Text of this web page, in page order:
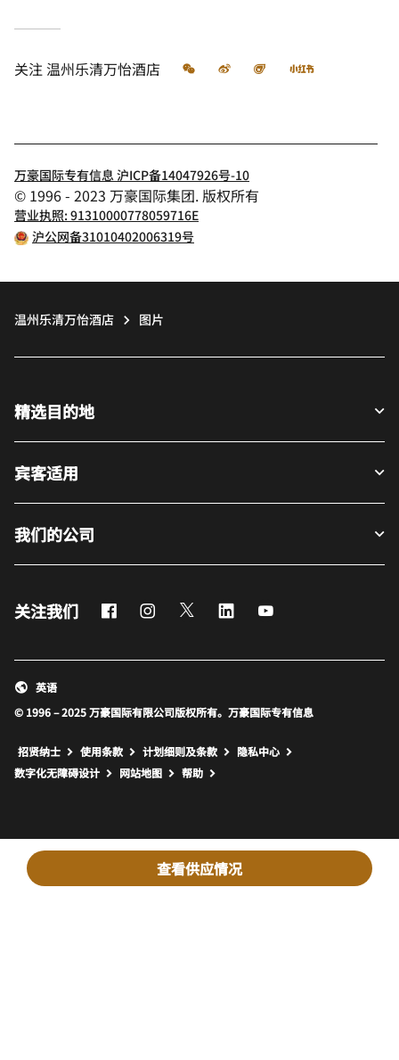
查看供应情况
关注温州乐清万怡酒店 微信 微博 飞猪 小红书
万豪国际专有信息 沪ICP备14047926号-10
© 1996 - 2023 万豪国际集团. 版权所有
营业执照: 91310000778059716E
沪公网备31010402006319号
温州乐清万怡酒店 图片
精选目的地
宾客适用
我们的公司
关注我们 FacebookInstagram
Twitter LinkedIn
© 1996 – 2025 万豪国际有限公司版权所有。万豪国际专有信息
英语
招贤纳士 使用条款 计划细则及条款
隐私中心
数字化无障碍设计
网站地图 打开新窗口
帮助